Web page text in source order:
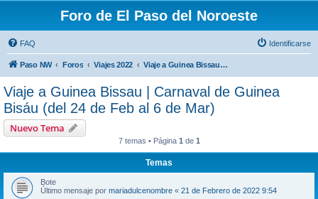
Foro de El Paso del Noroeste
FAQ Identificarse
Paso NW Foros Viajes 2022 Viaje a Guinea Bissau | Carnaval de Guinea Bisáu (del 24 de Feb al 6 de Mar)
Viaje a Guinea Bissau | Carnaval de Guinea
Bisáu (del 24 de Feb al 6 de Mar)
Nuevo Tema
7 temas • Página 1 de 1
Temas
Bote
Último mensaje por mariadulcenombre « 21 de Febrero de 2022 9:54